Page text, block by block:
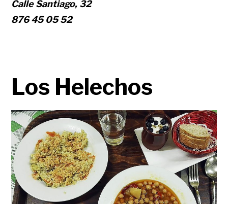
Calle Santiago, 32
876 45 05 52
Los Helechos